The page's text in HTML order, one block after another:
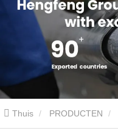
Thuis PRODUCTEN